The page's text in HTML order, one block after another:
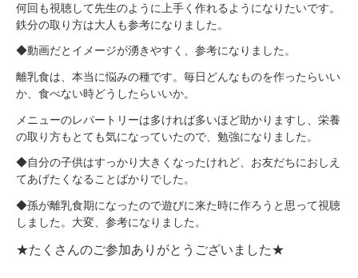
何回も視聴して先生のように上手く作れるようになりたいです。
鉄分の取り方は大人も参考になりました。
◆動画だとイメージが湧きやすく、参考になりました。
離乳食は、本当に悩みの種です。毎日どんなものを作ったらいい
か、食べない時どうしたらいいか。
メニューのレパートリーは多ければ多いほど助かりますし、栄養
の取り方もとても気になっていたので、勉強になりました。
◆自分の子供はすっかり大きくなったけれど、お友だちにおしえ
てあげたくなることばかりでした。
◆孫が離乳食期になったので遊びに来た時に作ろうと思って視聴
しました。大変、参考になりました。
★たくさんのご参加ありがとうございました★